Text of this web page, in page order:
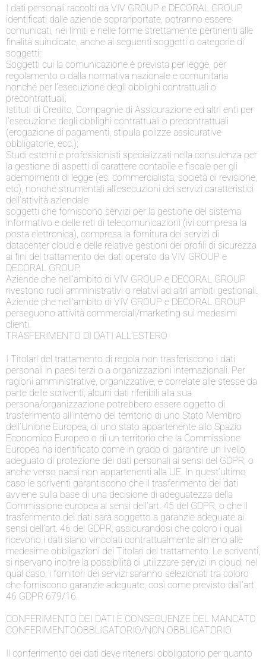
I dati personali raccolti da VIV GROUP e DECORAL GROUP,
identificati dalle aziende soprariportate, potranno essere
comunicati, nei limiti e nelle forme strettamente pertinenti alle
finalità suindicate, anche ai seguenti soggetti o categorie di
soggetti:
Soggetti cui la comunicazione è prevista per legge, per
regolamento o dalla normativa nazionale e comunitaria
nonché per l’esecuzione degli obblighi contrattuali o
precontrattuali.
Istituti di Credito, Compagnie di Assicurazione ed altri enti per
l’esecuzione degli obblighi contrattuali o precontrattuali
(erogazione di pagamenti, stipula polizze assicurative
obbligatorie, ecc.);
Studi esterni e professionisti specializzati nella consulenza per
la gestione di aspetti di carattere contabile e fiscale per gli
adempimenti di legge (es. commercialista, società di revisione,
etc), nonché strumentali all’esecuzioni dei servizi caratteristici
dell’attività aziendale
soggetti che forniscono servizi per la gestione del sistema
informativo e delle reti di telecomunicazioni (ivi compresa la
posta elettronica), compresa la fornitura dei servizi di
datacenter cloud e delle relative gestioni dei profili di sicurezza
ai fini del trattamento dei dati operato da VIV GROUP e
DECORAL GROUP.
Aziende che nell’ambito di VIV GROUP e DECORAL GROUP
rivestono ruoli amministrativi o relativi ad altri ambiti gestionali.
Aziende che nell’ambito di VIV GROUP e DECORAL GROUP
perseguono attività commerciali/marketing sui medesimi
clienti.
TRASFERIMENTO DI DATI ALL’ESTERO
I Titolari del trattamento di regola non trasferiscono i dati
personali in paesi terzi o a organizzazioni internazionali. Per
ragioni amministrative, organizzative, e correlate alle stesse da
parte delle scriventi, alcuni dati riferibili alla sua
persona/organizzazione potrebbero essere oggetto di
trasferimento all’interno del territorio di uno Stato Membro
dell’Unione Europea, di uno stato appartenente allo Spazio
Economico Europeo o di un territorio che la Commissione
Europea ha identificato come in grado di garantire un livello
adeguato di protezione dei dati personali ai sensi del GDPR, o
anche verso paesi non appartenenti alla UE. In quest’ultimo
caso le scriventi garantiscono che il trasferimento dei dati
avviene sulla base di una decisione di adeguatezza della
Commissione europea ai sensi dell’art. 45 del GDPR, o che il
trasferimento dei dati sarà soggetto a garanzie adeguate ai
sensi dell’art. 46 del GDPR, assicurandosi che coloro i quali
ricevono i dati siano vincolati contrattualmente almeno alle
medesime obbligazioni dei Titolari del trattamento. Le scriventi,
si riservano inoltre la possibilità di utilizzare servizi in cloud; nel
qual caso, i fornitori dei servizi saranno selezionati tra coloro
che forniscono garanzie adeguate, così come previsto dall’art.
46 GDPR 679/16.
CONFERIMENTO DEI DATI E CONSEGUENZE DEL MANCATO
CONFERIMENTOOBBLIGATORIO/NON OBBLIGATORIO
Il conferimento dei dati deve ritenersi obbligatorio per quanto